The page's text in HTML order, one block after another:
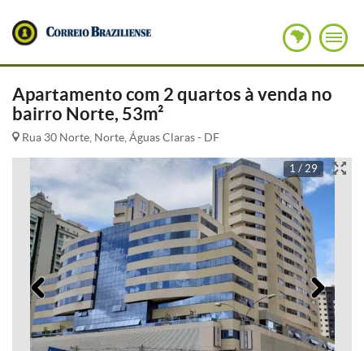
Apartamento com 2 quartos à venda no
bairro Norte, 53m²
Rua 30 Norte, Norte, Águas Claras - DF
1 / 29
Anterior